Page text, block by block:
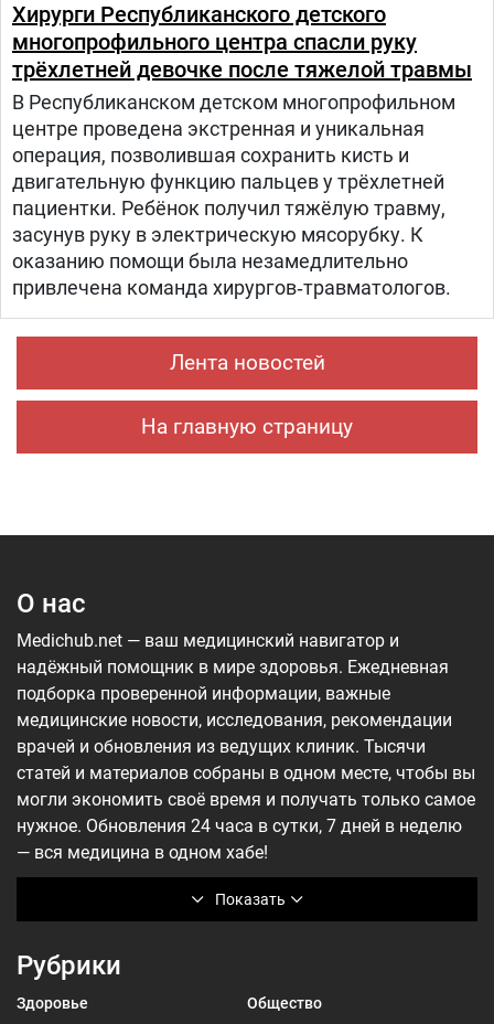
Хирурги Республиканского детского
многопрофильного центра спасли руку
трёхлетней девочке после тяжелой травмы
В Республиканском детском многопрофильном
центре проведена экстренная и уникальная
операция, позволившая сохранить кисть и
двигательную функцию пальцев у трёхлетней
пациентки. Ребёнок получил тяжёлую травму,
засунув руку в электрическую мясорубку. К
оказанию помощи была незамедлительно
привлечена команда хирургов‑травматологов.
Лента новостей
На главную страницу
О нас
Показать
Medichub.net — ваш медицинский навигатор и
надёжный помощник в мире здоровья. Ежедневная
подборка проверенной информации, важные
медицинские новости, исследования, рекомендации
врачей и обновления из ведущих клиник. Тысячи
статей и материалов собраны в одном месте, чтобы вы
могли экономить своё время и получать только самое
нужное. Обновления 24 часа в сутки, 7 дней в неделю
— вся медицина в одном хабе!
Рубрики
Здоровье
Общество